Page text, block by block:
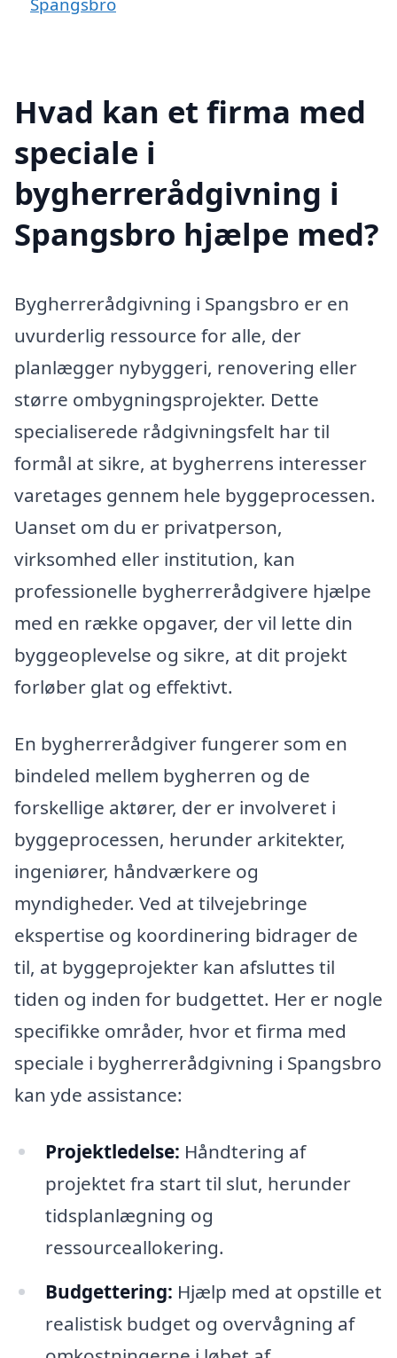
Hvad kan et firma med
speciale i
bygherrerådgivning i
Spangsbro hjælpe med?
Bygherrerådgivning i Spangsbro er en
uvurderlig ressource for alle, der
planlægger nybyggeri, renovering eller
større ombygningsprojekter. Dette
specialiserede rådgivningsfelt har til
formål at sikre, at bygherrens interesser
varetages gennem hele byggeprocessen.
Uanset om du er privatperson,
virksomhed eller institution, kan
professionelle bygherrerådgivere hjælpe
med en række opgaver, der vil lette din
byggeoplevelse og sikre, at dit projekt
forløber glat og effektivt.
En bygherrerådgiver fungerer som en
bindeled mellem bygherren og de
forskellige aktører, der er involveret i
byggeprocessen, herunder arkitekter,
ingeniører, håndværkere og
myndigheder. Ved at tilvejebringe
ekspertise og koordinering bidrager de
til, at byggeprojekter kan afsluttes til
tiden og inden for budgettet. Her er nogle
specifikke områder, hvor et firma med
speciale i bygherrerådgivning i Spangsbro
kan yde assistance:
Projektledelse: Håndtering af
projektet fra start til slut, herunder
tidsplanlægning og
ressourceallokering.
Budgettering: Hjælp med at opstille et
realistisk budget og overvågning af